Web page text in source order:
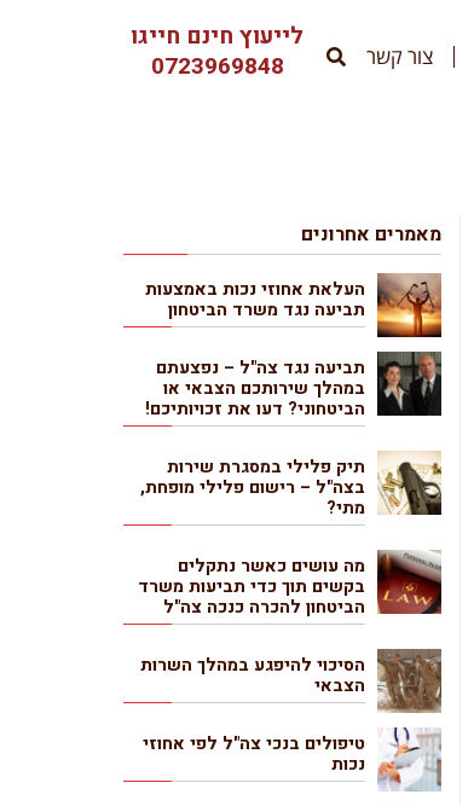
צור קשר
לייעוץ חינם חייגו
0723969848
מאמרים אחרונים
העלאת אחוזי נכות באמצעות
תביעה נגד משרד הביטחון
תביעה נגד צה"ל – נפצעתם
במהלך שירותכם הצבאי או
הביטחוני? דעו את זכויותיכם!
תיק פלילי במסגרת שירות
בצה"ל – רישום פלילי מופחת,
מתי?
מה עושים כאשר נתקלים
בקשים תוך כדי תביעות משרד
הביטחון להכרה כנכה צה"ל
הסיכוי להיפגע במהלך השרות
הצבאי
טיפולים בנכי צה"ל לפי אחוזי
נכות